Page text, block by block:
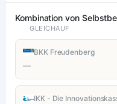
Kombination von
GLEICHAUF
BKK Freudenberg
—
IKK - Die